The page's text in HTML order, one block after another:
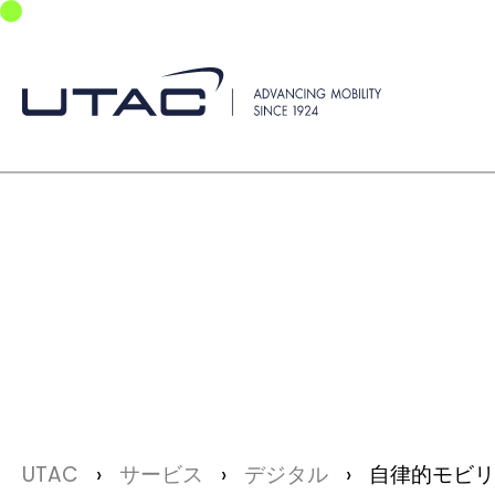
Skip to main navigation
Skip to main content
Skip to page footer
You are here:
UTAC サービス デジタル 自律的モビ